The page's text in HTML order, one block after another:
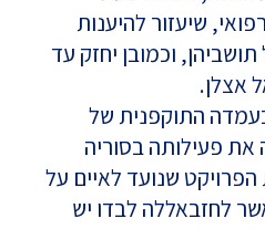
שיעזור להיענות
וכמובן יחזק עד
אצלן.
התוקפנית של
את פעילותה בסוריה
שנועד לאיים על
לחזבאללה לבדו יש